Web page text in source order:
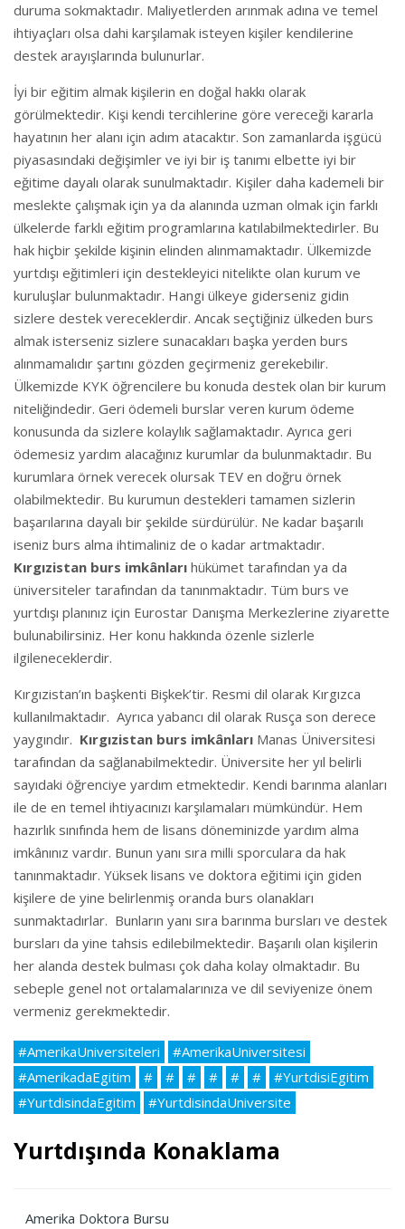
duruma sokmaktadır. Maliyetlerden arınmak adına ve temel
ihtiyaçları olsa dahi karşılamak isteyen kişiler kendilerine
destek arayışlarında bulunurlar.
İyi bir eğitim almak kişilerin en doğal hakkı olarak
görülmektedir. Kişi kendi tercihlerine göre vereceği kararla
hayatının her alanı için adım atacaktır. Son zamanlarda işgücü
piyasasındaki değişimler ve iyi bir iş tanımı elbette iyi bir
eğitime dayalı olarak sunulmaktadır. Kişiler daha kademeli bir
meslekte çalışmak için ya da alanında uzman olmak için farklı
ülkelerde farklı eğitim programlarına katılabilmektedirler. Bu
hak hiçbir şekilde kişinin elinden alınmamaktadır. Ülkemizde
yurtdışı eğitimleri için destekleyici nitelikte olan kurum ve
kuruluşlar bulunmaktadır. Hangi ülkeye giderseniz gidin
sizlere destek vereceklerdir. Ancak seçtiğiniz ülkeden burs
almak isterseniz sizlere sunacakları başka yerden burs
alınmamalıdır şartını gözden geçirmeniz gerekebilir.
Ülkemizde KYK öğrencilere bu konuda destek olan bir kurum
niteliğindedir. Geri ödemeli burslar veren kurum ödeme
konusunda da sizlere kolaylık sağlamaktadır. Ayrıca geri
ödemesiz yardım alacağınız kurumlar da bulunmaktadır. Bu
kurumlara örnek verecek olursak TEV en doğru örnek
olabilmektedir. Bu kurumun destekleri tamamen sizlerin
başarılarına dayalı bir şekilde sürdürülür. Ne kadar başarılı
iseniz burs alma ihtimaliniz de o kadar artmaktadır.
Kırgızistan burs imkânları hükümet tarafından ya da
üniversiteler tarafından da tanınmaktadır. Tüm burs ve
yurtdışı planınız için Eurostar Danışma Merkezlerine ziyarette
bulunabilirsiniz. Her konu hakkında özenle sizlerle
ilgileneceklerdir.
Kırgızistan’ın başkenti Bişkek’tir. Resmi dil olarak Kırgızca
kullanılmaktadır. Ayrıca yabancı dil olarak Rusça son derece
yaygındır. Kırgızistan burs imkânları Manas Üniversitesi
tarafından da sağlanabilmektedir. Üniversite her yıl belirli
sayıdaki öğrenciye yardım etmektedir. Kendi barınma alanları
ile de en temel ihtiyacınızı karşılamaları mümkündür. Hem
hazırlık sınıfında hem de lisans döneminizde yardım alma
imkânınız vardır. Bunun yanı sıra milli sporculara da hak
tanınmaktadır. Yüksek lisans ve doktora eğitimi için giden
kişilere de yine belirlenmiş oranda burs olanakları
sunmaktadırlar. Bunların yanı sıra barınma bursları ve destek
bursları da yine tahsis edilebilmektedir. Başarılı olan kişilerin
her alanda destek bulması çok daha kolay olmaktadır. Bu
sebeple genel not ortalamalarınıza ve dil seviyenize önem
vermeniz gerekmektedir.
#AmerikaUniversiteleri
#AmerikaUniversitesi
#AmerikadaEgitim
# # # # # #
#YurtdisiEgitim
#YurtdisindaEgitim
#YurtdisindaUniversite
Yurtdışında Konaklama
Amerika Doktora Bursu